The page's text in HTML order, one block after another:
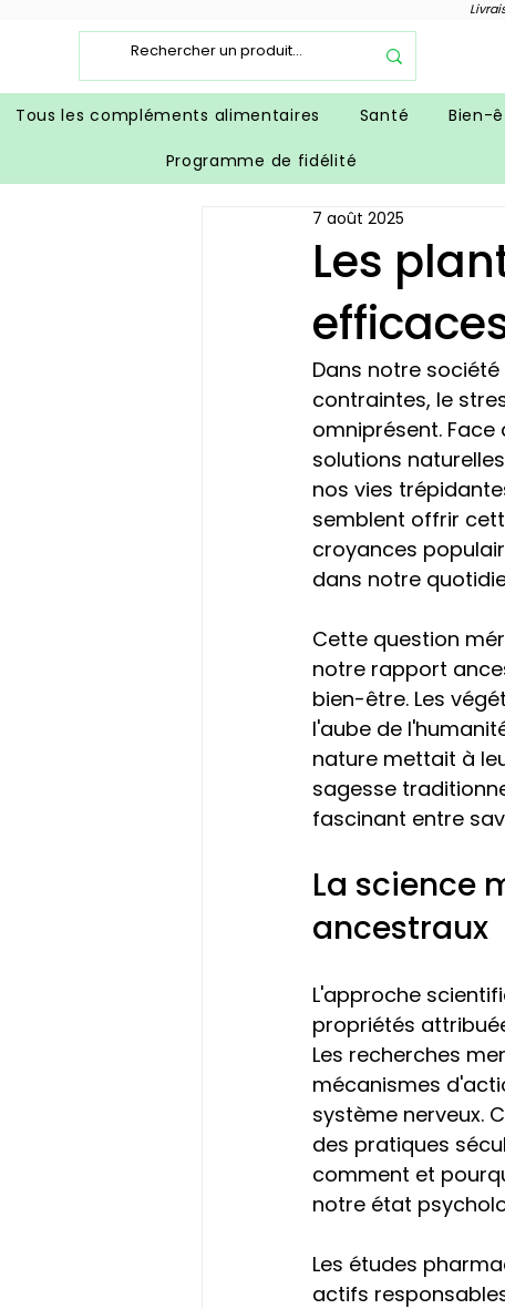
Tous les compléments alimentaires Santé Bien-
Programme de fidélité
Les
7 août 2025
Dans notre
contraintes, le
omniprésent.
solutions
nos vies
semblent offrir
croyances
dans notre
Cette question
notre rapport
bien-être. Les
l'aube de
nature mettait à
sagesse
fascinant entre
La science
ancestraux
L'approche
propriétés
Les recherches
mécanismes
système nerveux.
des pratiques
comment et
notre état
Les études
actifs